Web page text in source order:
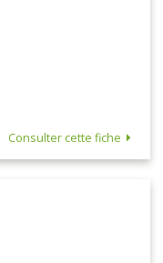
Consulter cette fiche